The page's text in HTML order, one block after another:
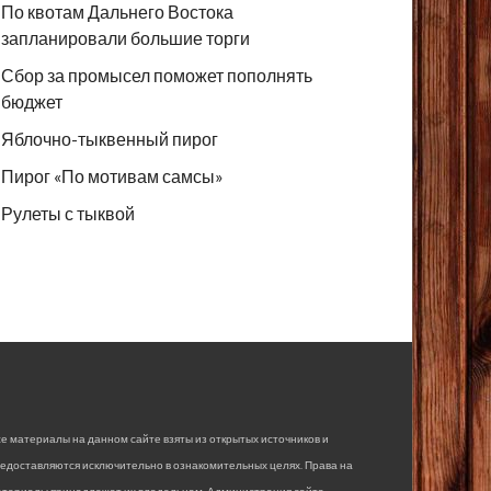
По квотам Дальнего Востока
запланировали большие торги
Сбор за промысел поможет пополнять
бюджет
Яблочно-тыквенный пирог
Пирог «По мотивам самсы»
Рулеты с тыквой
материалы на данном сайте взяты из открытых источников и
исключительно в ознакомительных целях. Права на